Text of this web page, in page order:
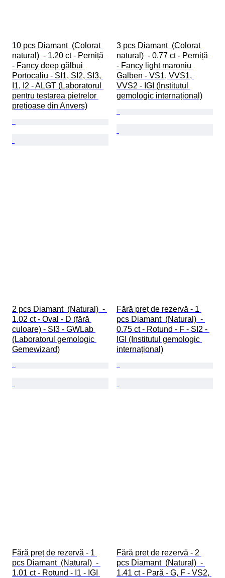
10 pcs Diamant  (Colorat
natural)  - 1.20 ct - Perniță
- Fancy deep gălbui
Portocaliu - SI1, SI2, SI3,
I1, I2 - ALGT (Laboratorul
pentru testarea pietrelor
prețioase din Anvers)
3 pcs Diamant  (Colorat
natural)  - 0.77 ct - Perniță
- Fancy light maroniu
Galben - VS1, VVS1,
VVS2 - IGI (Institutul
gemologic internațional)
2 pcs Diamant  (Natural)  -
1.02 ct - Oval - D (fără
culoare) - SI3 - GWLab
(Laboratorul gemologic
Gemewizard)
Fără preț de rezervă - 1
pcs Diamant  (Natural)  -
0.75 ct - Rotund - F - SI2 -
IGI (Institutul gemologic
internațional)
Fără preț de rezervă - 1
pcs Diamant  (Natural)  -
1.01 ct - Rotund - I1 - IGI
Fără preț de rezervă - 2
pcs Diamant  (Natural)  -
1.41 ct - Pară - G, F - VS2,